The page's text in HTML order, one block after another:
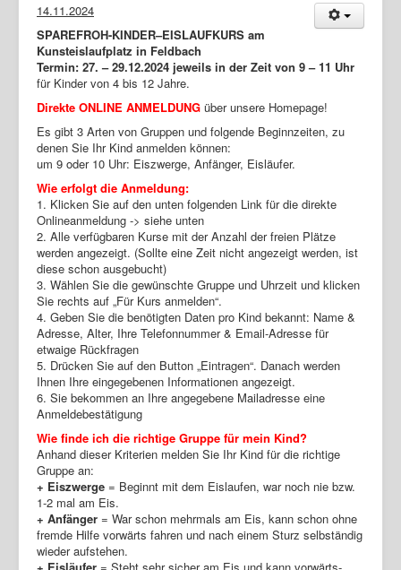
14.11.2024
SPAREFROH-KINDER–EISLAUFKURS am
Kunsteislaufplatz in Feldbach
Termin: 27. – 29.12.2024 jeweils in der Zeit von 9 – 11 Uhr
für Kinder von 4 bis 12 Jahre.
Direkte ONLINE ANMELDUNG über unsere Homepage!
Es gibt 3 Arten von Gruppen und folgende Beginnzeiten, zu
denen Sie Ihr Kind anmelden können:
um 9 oder 10 Uhr: Eiszwerge, Anfänger, Eisläufer.
Wie erfolgt die Anmeldung:
1. Klicken Sie auf den unten folgenden Link für die direkte
Onlineanmeldung -> siehe unten
2. Alle verfügbaren Kurse mit der Anzahl der freien Plätze
werden angezeigt. (Sollte eine Zeit nicht angezeigt werden, ist
diese schon ausgebucht)
3. Wählen Sie die gewünschte Gruppe und Uhrzeit und klicken
Sie rechts auf „Für Kurs anmelden“.
4. Geben Sie die benötigten Daten pro Kind bekannt: Name &
Adresse, Alter, Ihre Telefonnummer & Email-Adresse für
etwaige Rückfragen
5. Drücken Sie auf den Button „Eintragen“. Danach werden
Ihnen Ihre eingegebenen Informationen angezeigt.
6. Sie bekommen an Ihre angegebene Mailadresse eine
Anmeldebestätigung
Wie finde ich die richtige Gruppe für mein Kind?
Anhand dieser Kriterien melden Sie Ihr Kind für die richtige
Gruppe an:
+ Eiszwerge = Beginnt mit dem Eislaufen, war noch nie bzw.
1-2 mal am Eis.
+ Anfänger = War schon mehrmals am Eis, kann schon ohne
fremde Hilfe vorwärts fahren und nach einem Sturz selbständig
wieder aufstehen.